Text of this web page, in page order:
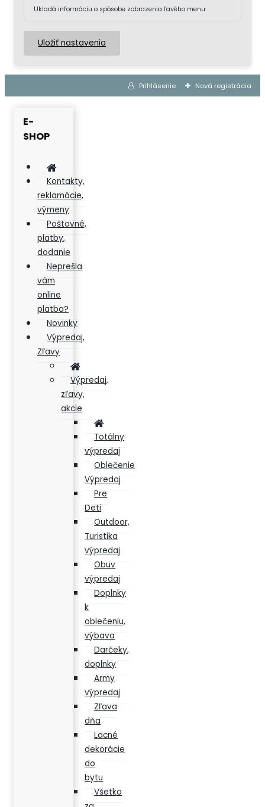
Ukladá informáciu o spôsobe zobrazenia ľavého menu.
Uložiť nastavenia
Prihlásenie Nová registrácia
E-
SHOP
Kontakty,
reklamácie,
výmeny
Poštovné,
platby,
dodanie
Neprešla
vám
online
platba?
Novinky
Výpredaj,
Zľavy
Výpredaj,
zľavy,
akcie
Totálny
výpredaj
Oblečenie
Výpredaj
Pre
Deti
Outdoor,
Turistika
výpredaj
Obuv
výpredaj
Doplnky
k
oblečeniu,
výbava
Darčeky,
doplnky
Army
výpredaj
Zľava
dňa
Lacné
dekorácie
do
bytu
Všetko